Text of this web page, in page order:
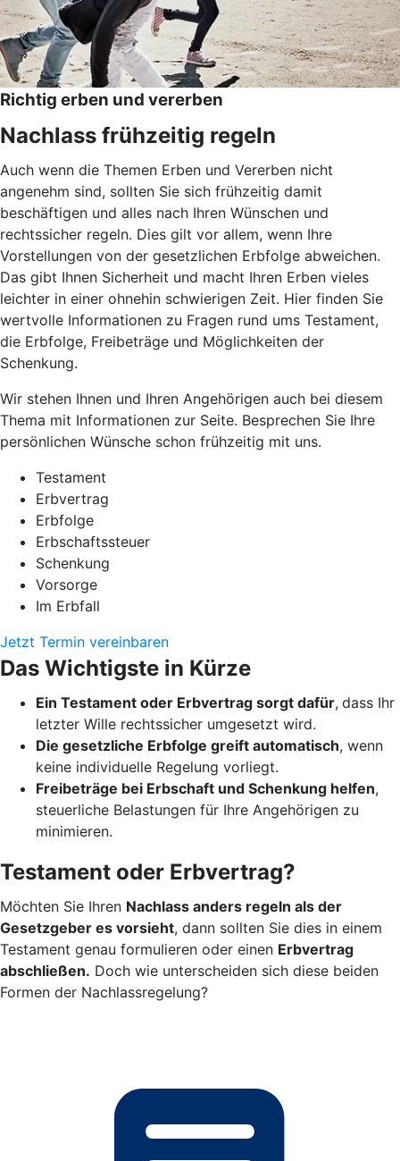
Richtig erben und vererben
Nachlass frühzeitig regeln
Auch wenn die Themen Erben und Vererben nicht
angenehm sind, sollten Sie sich frühzeitig damit
beschäftigen und alles nach Ihren Wünschen und
rechtssicher regeln. Dies gilt vor allem, wenn Ihre
Vorstellungen von der gesetzlichen Erbfolge abweichen.
Das gibt Ihnen Sicherheit und macht Ihren Erben vieles
leichter in einer ohnehin schwierigen Zeit. Hier finden Sie
wertvolle Informationen zu Fragen rund ums Testament,
die Erbfolge, Freibeträge und Möglichkeiten der
Schenkung.
Wir stehen Ihnen und Ihren Angehörigen auch bei diesem
Thema mit Informationen zur Seite. Besprechen Sie Ihre
persönlichen Wünsche schon frühzeitig mit uns.
Testament
Erbvertrag
Erbfolge
Erbschaftssteuer
Schenkung
Vorsorge
Im Erbfall
Jetzt Termin vereinbaren
Das Wichtigste in Kürze
Ein Testament oder Erbvertrag sorgt dafür, dass Ihr
letzter Wille rechtssicher umgesetzt wird.
Die gesetzliche Erbfolge greift automatisch, wenn
keine individuelle Regelung vorliegt.
Freibeträge bei Erbschaft und Schenkung helfen,
steuerliche Belastungen für Ihre Angehörigen zu
minimieren.
Testament oder Erbvertrag?
Möchten Sie Ihren Nachlass anders regeln als der
Gesetzgeber es vorsieht, dann sollten Sie dies in einem
Testament genau formulieren oder einen Erbvertrag
abschließen. Doch wie unterscheiden sich diese beiden
Formen der Nachlassregelung?